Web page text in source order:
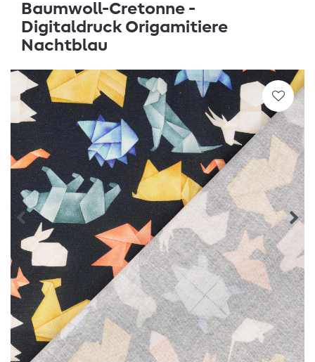
Baumwoll-Cretonne -
Digitaldruck Origamitiere
Nachtblau